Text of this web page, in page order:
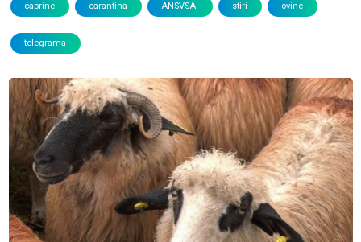
caprine carantina ANSVSA stiri ovine
telegrama